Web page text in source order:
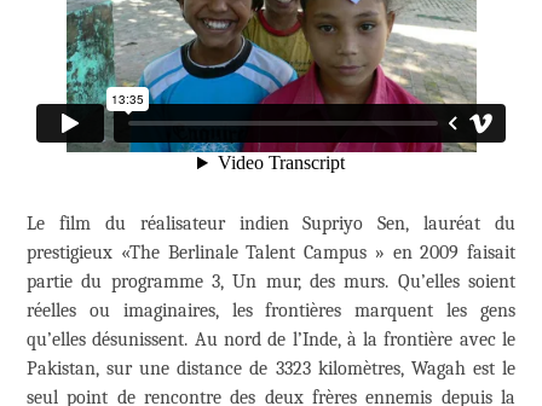
Le film du réalisateur indien Supriyo Sen, lauréat du
prestigieux «The Berlinale Talent Campus » en 2009 faisait
partie du programme 3, Un mur, des murs. Qu’elles soient
réelles ou imaginaires, les frontières marquent les gens
qu’elles désunissent. Au nord de l’Inde, à la frontière avec le
Pakistan, sur une distance de 3323 kilomètres, Wagah est le
seul point de rencontre des deux frères ennemis depuis la